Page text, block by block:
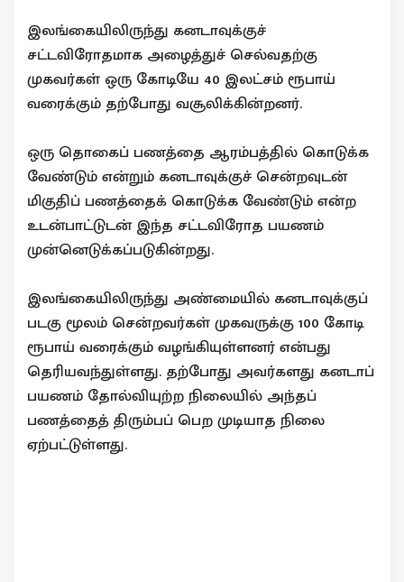
இலங்கையிலிருந்து கனடாவுக்குச்
சட்டவிரோதமாக அழைத்துச் செல்வதற்கு
முகவர்கள் ஒரு கோடியே 40 இலட்சம் ரூபாய்
வரைக்கும் தற்போது வசூலிக்கின்றனர்.
ஒரு தொகைப் பணத்தை ஆரம்பத்தில் கொடுக்க
வேண்டும் என்றும் கனடாவுக்குச் சென்றவுடன்
மிகுதிப் பணத்தைக் கொடுக்க வேண்டும் என்ற
உடன்பாட்டுடன் இந்த சட்டவிரோத பயணம்
முன்னெடுக்கப்படுகின்றது.
இலங்கையிலிருந்து அண்மையில் கனடாவுக்குப்
படகு மூலம் சென்றவர்கள் முகவருக்கு 100 கோடி
ரூபாய் வரைக்கும் வழங்கியுள்ளனர் என்பது
தெரியவந்துள்ளது. தற்போது அவர்களது கனடாப்
பயணம் தோல்வியுற்ற நிலையில் அந்தப்
பணத்தைத் திரும்பப் பெற முடியாத நிலை
ஏற்பட்டுள்ளது.